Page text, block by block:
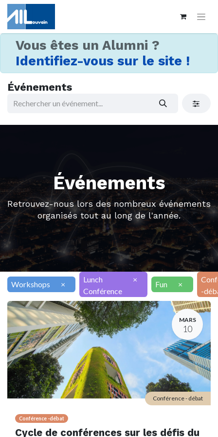
Vous êtes un Alumni ?
Identifiez-vous sur le site !
Événements
Événements
Retrouvez-nous lors des nombreux événements
organisés tout au long de l'année.
Workshops ×
Lunch
Conférence
×
Fun ×
-
MARS
10
Conférence -débat
Cycle de conférences sur les défis du
Conférence - débat